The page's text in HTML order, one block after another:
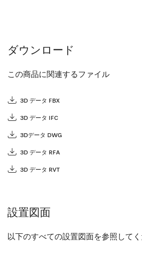
ダウンロード
この商品に関連するファイル
3D データ FBX
3D データ IFC
3Dデータ DWG
3D データ RFA
3D データ RVT
設置図面
以下のすべての設置図面を参照してく